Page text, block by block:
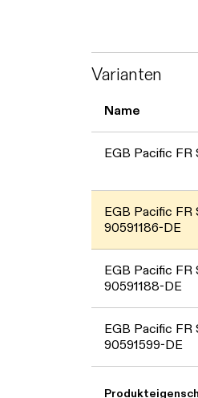
Varianten
Name
EGB Pacific FR
EGB Pacific FR
90591186-DE
EGB Pacific
90591188-DE
EGB Pacific
90591599-DE